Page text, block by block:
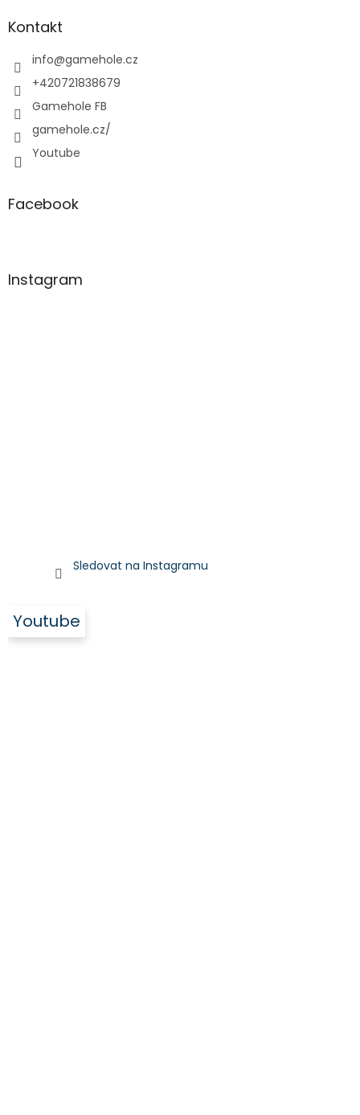
aKontakt
info@gamehole.cz
+420721838679
Gamehole FB
gamehole.cz/
Youtube
Facebook
Instagram
Sledovat na Instagramu
Youtube